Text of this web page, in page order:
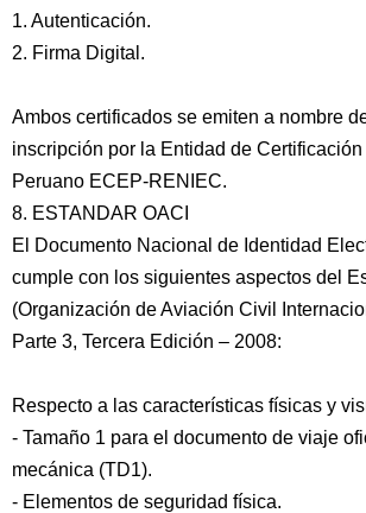
1. Autenticación.
2. Firma Digital.
Ambos certificados se emiten a nombre
inscripción por la Entidad de
Peruano ECEP-RENIEC.
8. ESTANDAR OACI
El Documento Nacional de Identidad
cumple con los siguientes aspectos del
(Organización de Aviación Civil
Parte 3, Tercera Edición – 2008:
Respecto a las características físicas y
- Tamaño 1 para el documento de viaje
mecánica (TD1).
- Elementos de seguridad física.